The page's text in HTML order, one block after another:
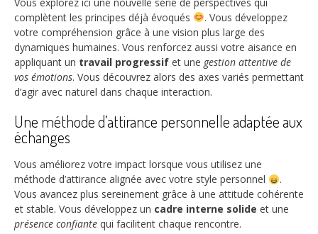
complètent les principes déjà évoqués
. Vous développez
votre compréhension grâce à une vision plus large des
dynamiques humaines. Vous renforcez aussi votre aisance en
appliquant un travail progressif et une gestion attentive de
vos émotions. Vous découvrez alors des axes variés permettant
d’agir avec naturel dans chaque interaction.
Une méthode d’attirance personnelle adaptée aux
échanges
Vous améliorez votre impact lorsque vous utilisez une
méthode d’attirance alignée avec votre style personnel
.
Vous avancez plus sereinement grâce à une attitude cohérente
et stable. Vous développez un cadre interne solide et une
présence confiante qui facilitent chaque rencontre.